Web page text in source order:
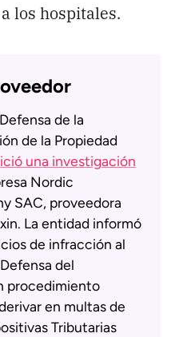
los hospitales.
de la
de la Propiedad
una investigación
Nordic
SAC, proveedora
La entidad informó
de infracción al
del
procedimiento
en multas de
Tributarias